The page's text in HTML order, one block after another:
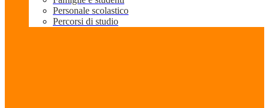
Personale scolastico
Percorsi di studio